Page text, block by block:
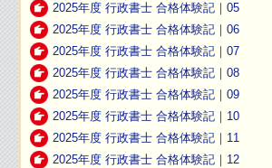
2025年度 行政書士 合格体験記｜05
2025年度 行政書士 合格体験記｜06
2025年度 行政書士 合格体験記｜07
2025年度 行政書士 合格体験記｜08
2025年度 行政書士 合格体験記｜09
2025年度 行政書士 合格体験記｜10
2025年度 行政書士 合格体験記｜11
2025年度 行政書士 合格体験記｜12